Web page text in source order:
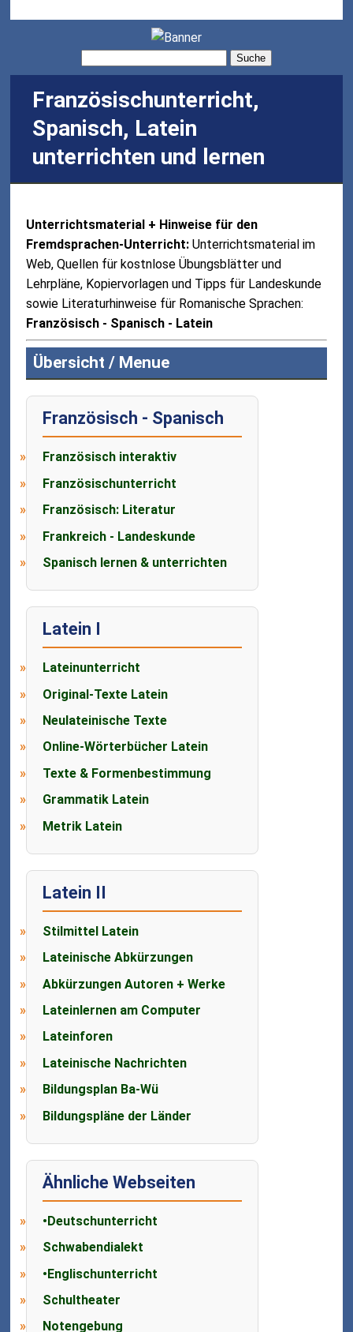
Suche
Französischunterricht,
Spanisch, Latein
unterrichten und lernen
Unterrichtsmaterial + Hinweise für den
Fremdsprachen-Unterricht: Unterrichtsmaterial im
Web, Quellen für kostnlose Übungsblätter und
Lehrpläne, Kopiervorlagen und Tipps für Landeskunde
sowie Literaturhinweise für Romanische Sprachen:
Französisch - Spanisch - Latein
Übersicht / Menue
Französisch - Spanisch
Französisch interaktiv
Französischunterricht
Französisch: Literatur
Frankreich - Landeskunde
Spanisch lernen & unterrichten
Latein I
Lateinunterricht
Original-Texte Latein
Neulateinische Texte
Online-Wörterbücher Latein
Texte & Formenbestimmung
Grammatik Latein
Metrik Latein
Latein II
Stilmittel Latein
Lateinische Abkürzungen
Abkürzungen Autoren + Werke
Lateinlernen am Computer
Lateinforen
Lateinische Nachrichten
Bildungsplan Ba-Wü
Bildungspläne der Länder
Ähnliche Webseiten
•Deutschunterricht
Schwabendialekt
•Englischunterricht
Schultheater
Notengebung